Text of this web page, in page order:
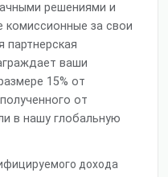
решениями и
комиссионные за свои
партнерская
ваши
15% от
от
в нашу глобальную
дохода